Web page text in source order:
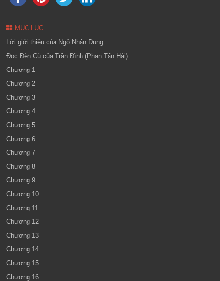
MỤC LỤC
Lời giới thiệu của Ngô Nhân Dụng
Đọc Đèn Cù của Trần Đĩnh (Phan Tấn Hải)
Chương 1
Chương 2
Chương 3
Chương 4
Chương 5
Chương 6
Chương 7
Chương 8
Chương 9
Chương 10
Chương 11
Chương 12
Chương 13
Chương 14
Chương 15
Chương 16